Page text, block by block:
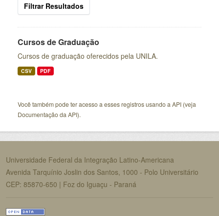
Filtrar Resultados
Cursos de Graduação
Cursos de graduação oferecidos pela UNILA.
CSV PDF
Você também pode ter acesso a esses registros usando a API (veja
Documentação da API).
Universidade Federal da Integração Latino-Americana
Avenida Tarquínio Joslin dos Santos, 1000 - Polo Universitário
CEP: 85870-650 | Foz do Iguaçu - Paraná